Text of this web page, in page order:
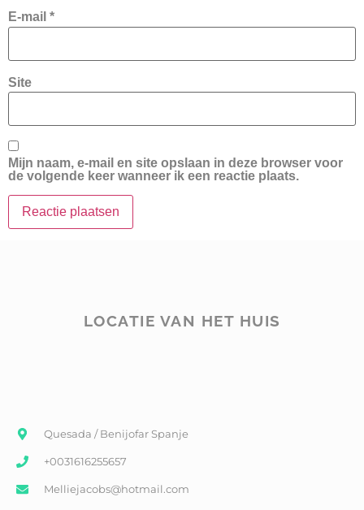
E-mail *
Site
Mijn naam, e-mail en site opslaan in deze browser voor
de volgende keer wanneer ik een reactie plaats.
LOCATIE VAN HET HUIS
Quesada / Benijofar Spanje
+0031616255657
Melliejacobs@hotmail.com